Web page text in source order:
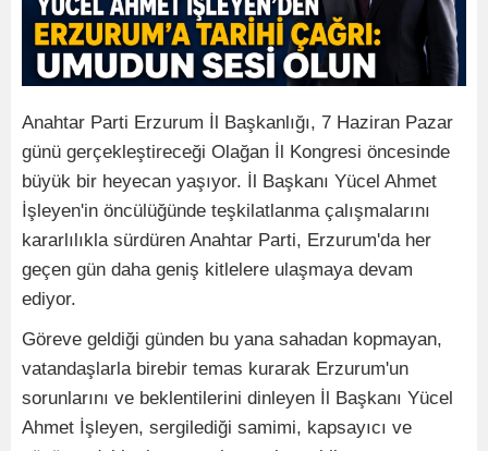
Anahtar Parti Erzurum İl Başkanlığı, 7 Haziran Pazar
günü gerçekleştireceği Olağan İl Kongresi öncesinde
büyük bir heyecan yaşıyor. İl Başkanı Yücel Ahmet
İşleyen'in öncülüğünde teşkilatlanma çalışmalarını
kararlılıkla sürdüren Anahtar Parti, Erzurum'da her
geçen gün daha geniş kitlelere ulaşmaya devam
ediyor.
Göreve geldiği günden bu yana sahadan kopmayan,
vatandaşlarla birebir temas kurarak Erzurum'un
sorunlarını ve beklentilerini dinleyen İl Başkanı Yücel
Ahmet İşleyen, sergilediği samimi, kapsayıcı ve